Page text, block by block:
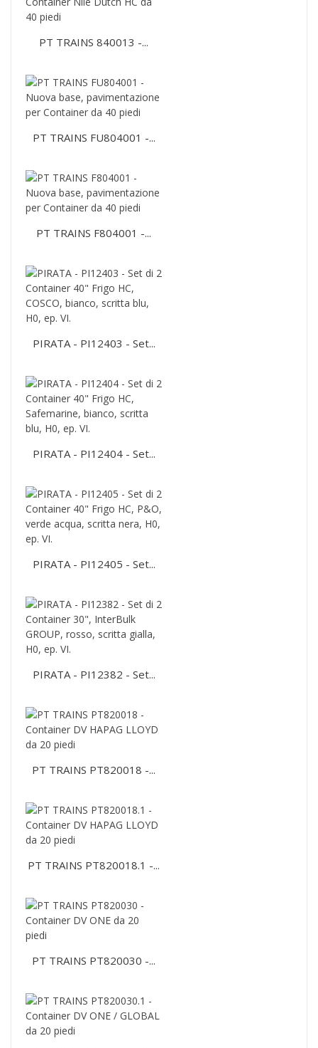
PT TRAINS 840013 -...
PT TRAINS FU804001 -...
PT TRAINS F804001 -...
PIRATA - PI12403 - Set...
PIRATA - PI12404 - Set...
PIRATA - PI12405 - Set...
PIRATA - PI12382 - Set...
PT TRAINS PT820018 -...
PT TRAINS PT820018.1 -...
PT TRAINS PT820030 -...